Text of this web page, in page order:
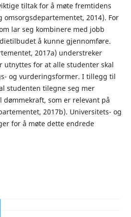
tiltak for å møte fremtidens
2014). For
lar seg kombinere med jobb
å kunne gjennomføre.
2017a) understreker
for at alle studenter skal
og vurderingsformer. I tillegg til
studenten tilegne seg mer
som er relevant på
2017b). Universitets- og
for å møte dette endrede